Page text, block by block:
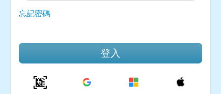
忘記密碼